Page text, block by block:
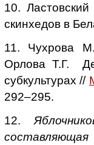
10.
скинхедов в
11. Чухрова
Орлова Т.Г.
субкультурах //
292–295.
12.